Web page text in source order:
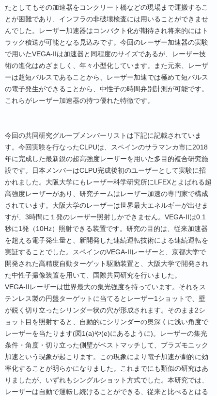
たとしてもその加速器をコンクリート橋などの現場まで運搬するこ
とが困難であり、インフラの非破壊検査には用いることができませ
んでした。レーザー加速器はコンパクト化が期待され将来的にはト
ラック積送が可能となる見込みです。今回のレーザー加速器の実験
で用いたVEGA-IIは加速器と同程度のサイズであるが、レーザー技
術の進化はめざましく、年々小型化しています。また元来、レーザ
ーは超短パルスであることから、レーザー加速では極めて短パルス
の電子発生ができることから、中性子の時間弁別計測が可能です。
これらがレーザー加速器の持つ優れた特徴です。
今回の共同研究グループメンバーリストは下記に記載されていま
す。今回実験を行なったCLPUは、スペインのサラマンカ市に2018
年に完成した最新鋭の超高強度レーザーを用いた多目的複合研究施
設です。日本メンバーはCLPU完成後初のユーザーとして実験に招
かれました。大阪大学にもレーザー科学研究所にLFEXとよばれる超
高強度レーザーがあり、研究チームはレーザー加速の専門家で構成
されています。大阪大学のレーザーは世界最大エネルギーが出せま
すが、3時間に１発のレーザー照射しかできません。VEGA-IIは0.1
秒に1発（10Hz）照射できる装置です。研究の目的は、従来加速器
を超える電子発生量と、新開発した連続運転技術による連続運転を
実証することでした。スペインのVEGA-IIレーザーと、京都大学で
開発された高精度自動ターゲット駆動装置と、大阪大学で開発され
た中性子撮像装置を用いて、国際共同研究を行いました。
VEGA-IIレーザーは世界最大の集光強度を持っています。それをス
テンレス製の円盤ターゲットに当てるとレーザー1ショットで、壁
が鋭く切り立ったシリンダー状の穴が形成されます。そのまま2シ
ョット目を照射すると、自動的にシリンダーの奥深くに浅い角度で
レーザーを当たります(図1(a)や(e)にあるように)。レーザーの集光
条件・角度・切り立った側壁がベストマッチして、プラズモニック
加速という現象が起こります。この現象により電子加速が劇的に効
率化することが明らかになりました。これまでにも類似の研究はあ
りましたが、いずれもシングルショット方式でした。本研究では、
レーザーは自動で運転し続けることができる、従来と比べるとはる